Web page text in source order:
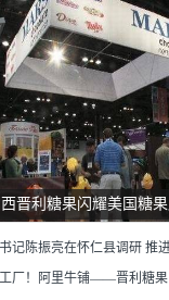
晋利糖果闪耀美国糖
记陈振亮在怀仁县调研 推
厂！阿里牛铺——晋利糖果